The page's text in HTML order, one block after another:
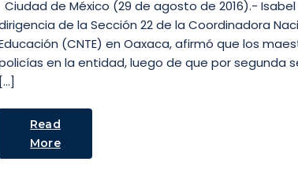
Ciudad de México (29 de agosto de 2016).-
de la Sección 22 de la Coordinadora
(CNTE) en Oaxaca, afirmó que los
en la entidad, luego de que por segunda
[…]
Read
More